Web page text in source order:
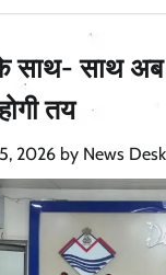
साथ- साथ अब
तय
2026 by News Desk